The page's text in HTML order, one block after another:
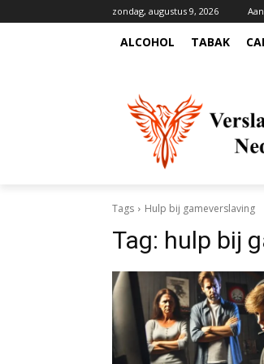
zondag, augustus 9, 2026
ALCOHOL TABAK
Tags Hulp bij gameverslaving
Tag: hulp bij